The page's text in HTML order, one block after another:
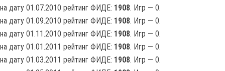
на дату 01.07.2010 рейтинг ФИДЕ: 1908. Игр — 0.
на дату 01.09.2010 рейтинг ФИДЕ: 1908. Игр — 0.
на дату 01.11.2010 рейтинг ФИДЕ: 1908. Игр — 0.
на дату 01.01.2011 рейтинг ФИДЕ: 1908. Игр — 0.
на дату 01.03.2011 рейтинг ФИДЕ: 1908. Игр — 0.